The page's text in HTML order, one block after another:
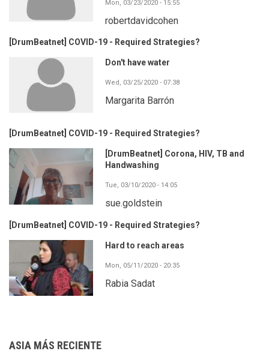
Mon, 03/23/2020 - 15:55
robertdavidcohen
[DrumBeatnet] COVID-19 - Required Strategies?
Don't have water
Wed, 03/25/2020 - 07:38
Margarita Barrón
[DrumBeatnet] COVID-19 - Required Strategies?
[DrumBeatnet] Corona, HIV, TB and
Handwashing
Tue, 03/10/2020 - 14:05
sue.goldstein
[DrumBeatnet] COVID-19 - Required Strategies?
Hard to reach areas
Mon, 05/11/2020 - 20:35
Rabia Sadat
ASIA MÁS RECIENTE